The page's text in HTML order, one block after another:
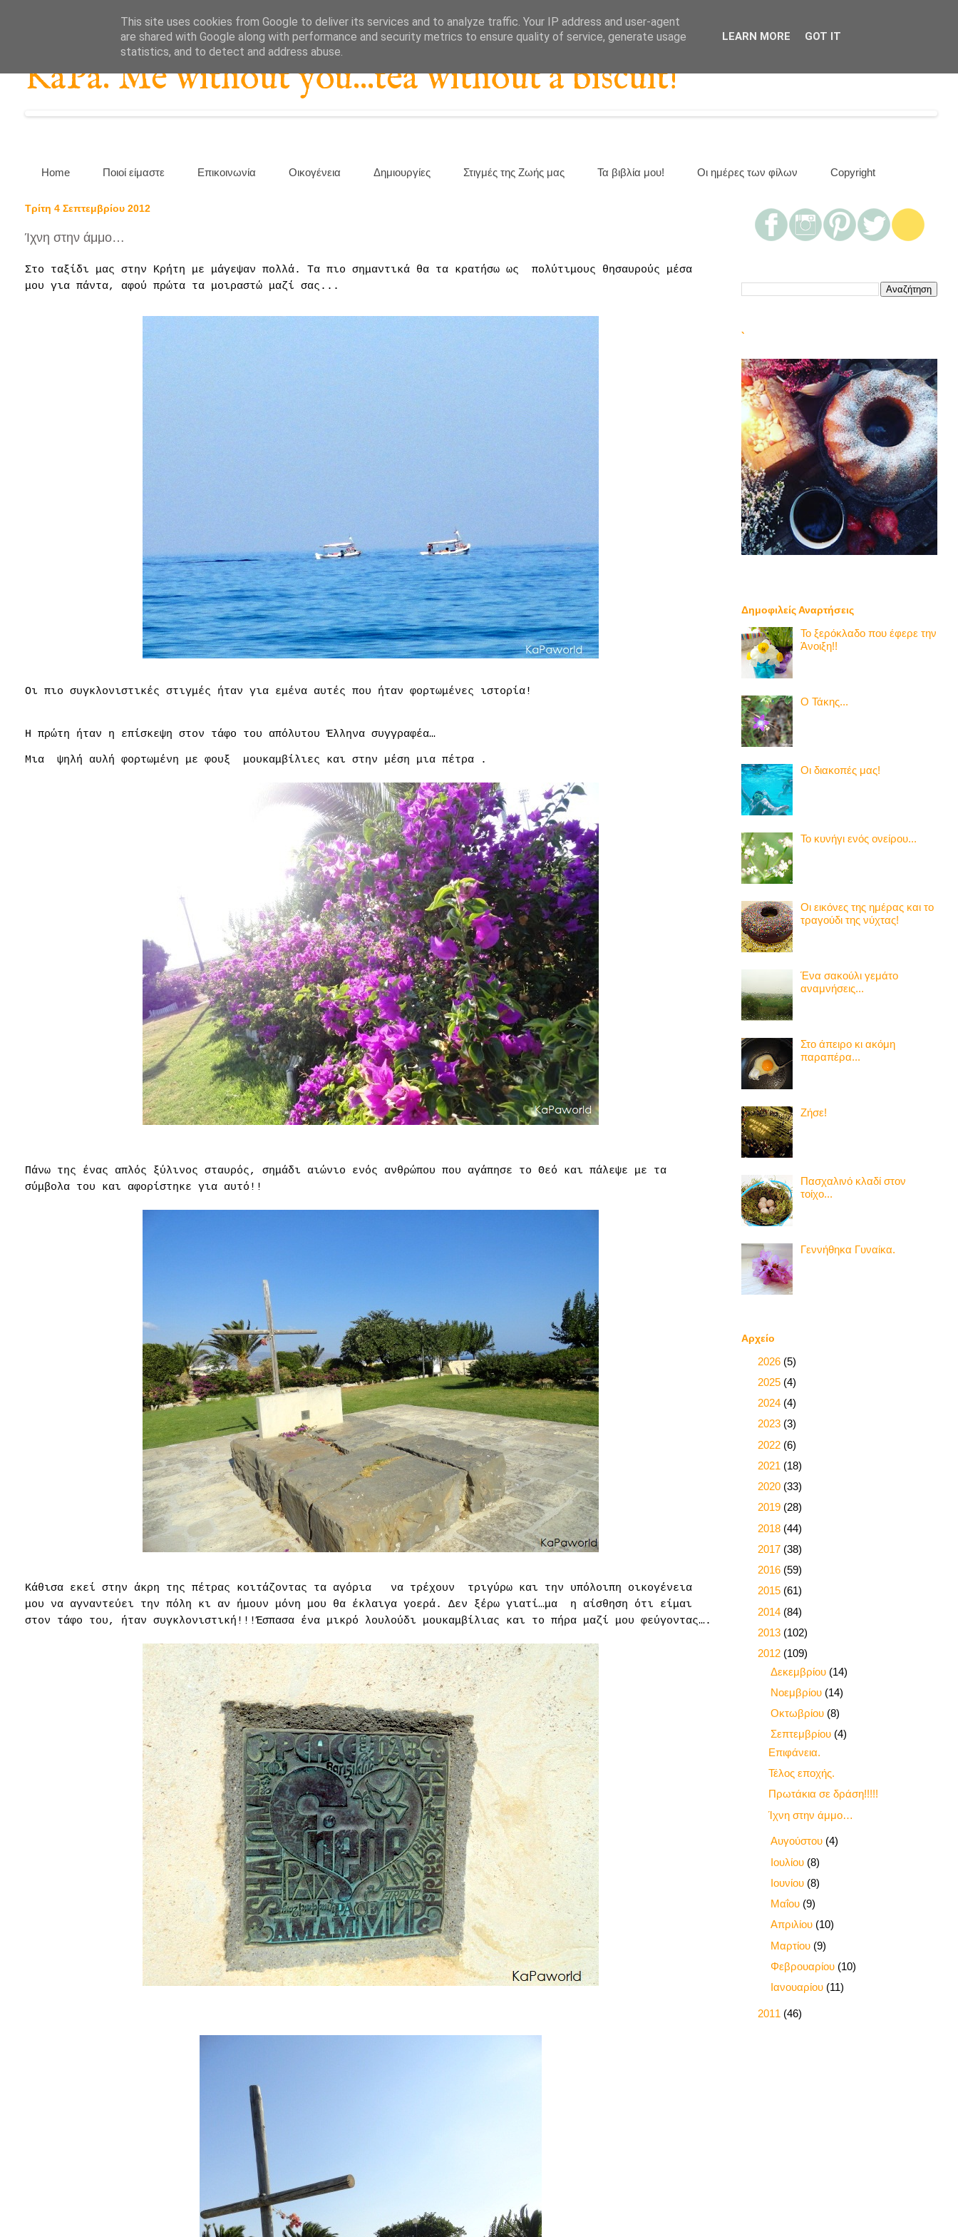
KaPa. Me without you...tea without a biscuit!
Home Ποιοί είμαστε Επικοινωνία Οικογένεια Δημιουργίες Στιγμές της Ζωής μας Τα βιβλία μου! Οι ημέρες των φίλων Copyright
Τρίτη 4 Σεπτεμβρίου 2012
Ίχνη στην άμμο…
Στο ταξίδι μας στην Κρήτη με μάγεψαν πολλά. Τα πιο σημαντικά θα τα κρατήσω ως
πολύτιμους θησαυρούς μέσα
μου για πάντα, αφού πρώτα τα μοιραστώ μαζί σας...
Οι πιο συγκλονιστικές στιγμές ήταν για εμένα αυτές που ήταν φορτωμένες ιστορία!
Η πρώτη ήταν η επίσκεψη στον τάφο του απόλυτου Έλληνα συγγραφέα…
Μια ψηλή αυλή φορτωμένη με φουξ μουκαμβίλιες και στην μέση μια πέτρα .
Πάνω της ένας απλός ξύλινος σταυρός, σημάδι αιώνιο ενός ανθρώπου που αγάπησε το Θεό και πάλεψε με τα
σύμβολα του και αφορίστηκε για αυτό!!
Κάθισα εκεί στην άκρη της πέτρας κοιτάζοντας τα αγόρια να τρέχουν
τριγύρω και την υπόλοιπη οικογένεια
μου να αγναντεύει την πόλη κι αν ήμουν μόνη μου θα έκλαιγα γοερά. Δεν ξέρω γιατί…μα
η αίσθηση ότι είμαι
στον τάφο του, ήταν συγκλονιστική!!!Έσπασα ένα μικρό λουλούδι μουκαμβίλιας και το πήρα μαζί μου φεύγοντας….
`
Δημοφιλείς Αναρτήσεις
Το ξερόκλαδο που έφερε την
Άνοιξη!!
Ο Τάκης...
Οι διακοπές μας!
Το κυνήγι ενός ονείρου...
Οι εικόνες της ημέρας και το
τραγούδι της νύχτας!
Ένα σακούλι γεμάτο
αναμνήσεις...
Στο άπειρο κι ακόμη
παραπέρα...
Ζήσε!
Πασχαλινό κλαδί στον
τοίχο...
Γεννήθηκα Γυναίκα.
Αρχείο
2026 (5)
2025 (4)
2024 (4)
2023 (3)
2022 (6)
2021 (18)
2020 (33)
2019 (28)
2018 (44)
2017 (38)
2016 (59)
2015 (61)
2014 (84)
2013 (102)
2012 (109)
Δεκεμβρίου (14)
Νοεμβρίου (14)
Οκτωβρίου (8)
Σεπτεμβρίου (4)
Επιφάνεια.
Τέλος εποχής.
Πρωτάκια σε δράση!!!!!
Ίχνη στην άμμο…
Αυγούστου (4)
Ιουλίου (8)
Ιουνίου (8)
Μαΐου (9)
Απριλίου (10)
Μαρτίου (9)
Φεβρουαρίου (10)
Ιανουαρίου (11)
2011 (46)
This site uses cookies from Google to deliver its services and to analyze traffic. Your IP address and user-agent
are shared with Google along with performance and security metrics to ensure quality of service, generate usage
statistics, and to detect and address abuse.
LEARN MORE GOT IT